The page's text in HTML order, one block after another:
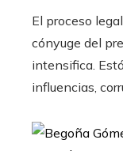
El proceso
cónyuge del
intensifica.
influencias,